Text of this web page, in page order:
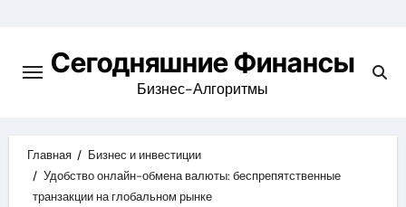
содержимомуСегодняшние Финансы
Бизнес-Алгоритмы
Главная
Бизнес и инвестиции
Удобство онлайн-обмена валюты: беспрепятственные
транзакции на глобальном рынке